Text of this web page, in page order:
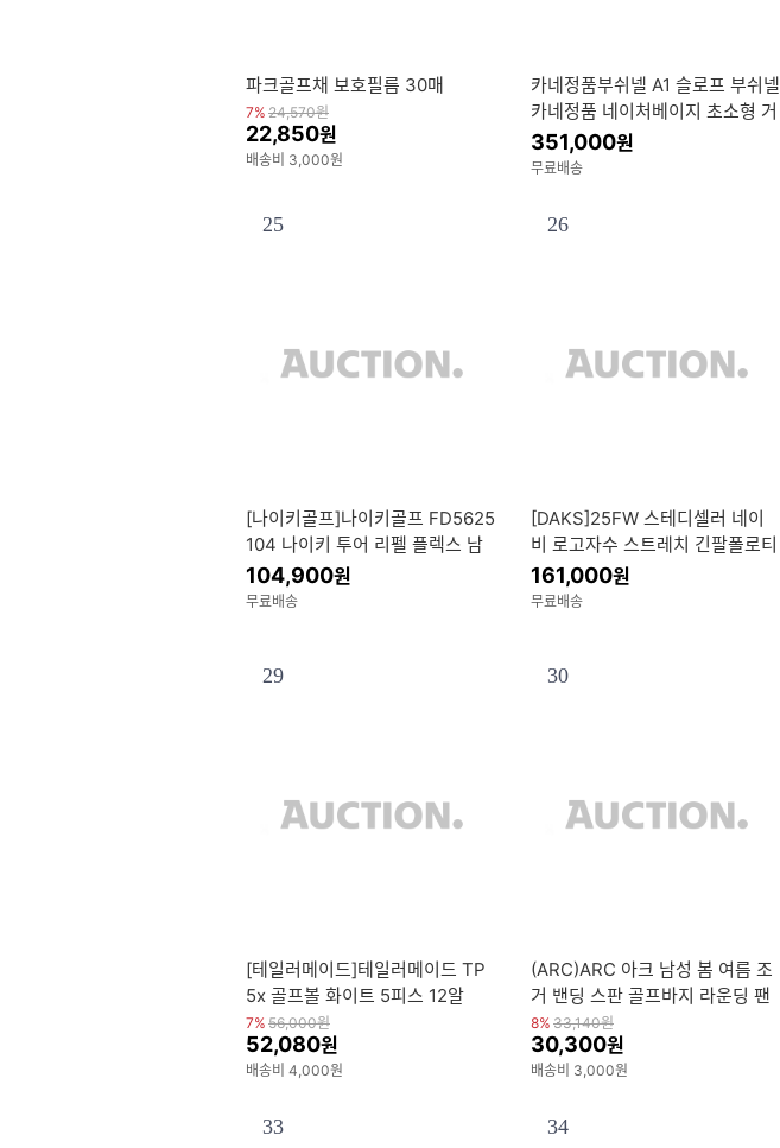
파크골프채 보호필름 30매
7% 24,570원
22,850원
배송비 3,000원
카네정품부쉬넬 A1 슬로프 부쉬넬
카네정품 네이처베이지 초소형 거
리측정기 +정품케이스+골프티 S
F
351,000원
무료배송
25
[나이키골프]나이키골프 FD5625
104 나이키 투어 리펠 플렉스 남
성 슬림 골프 팬츠
104,900원
무료배송
26
[DAKS]25FW 스테디셀러 네이
비 로고자수 스트레치 긴팔폴로티
셔츠 WGTS5D101N2
161,000원
무료배송
29
[테일러메이드]테일러메이드 TP
5x 골프볼 화이트 5피스 12알
7% 56,000원
52,080원
배송비 4,000원
30
(ARC)ARC 아크 남성 봄 여름 조
거 밴딩 스판 골프바지 라운딩 팬
츠
8% 33,140원
30,300원
배송비 3,000원
33 34